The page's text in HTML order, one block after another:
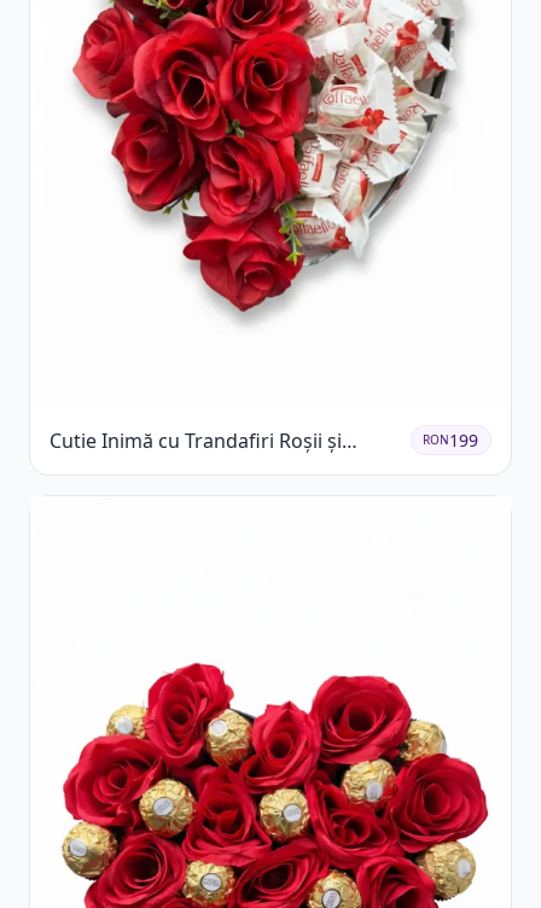
Cutie Inimă cu Trandafiri Roșii și
Raffaello
RON199